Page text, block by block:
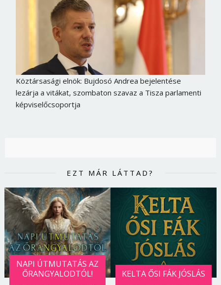
Köztársasági elnök: Bujdosó Andrea bejelentése
lezárja a vitákat, szombaton szavaz a Tisza parlamenti
képviselőcsoportja
EZT MÁR LÁTTAD?
NAPI ÚTMUTATÁS AZ
ŐRANGYALODTÓL!
KELTA ŐSI FÁK JÓSLÁS